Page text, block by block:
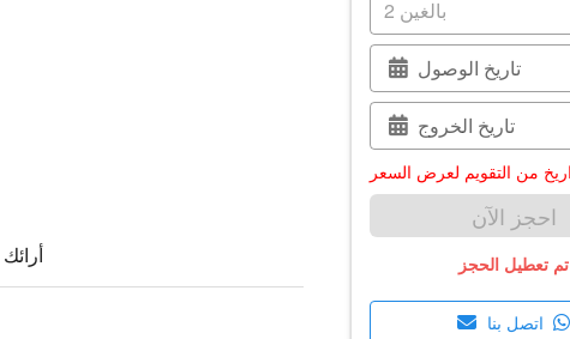
3 أرائك
تاريخ الوصول
تاريخ الخروج
احجز الآن
تم تعطيل الحجز
اتصل بنا